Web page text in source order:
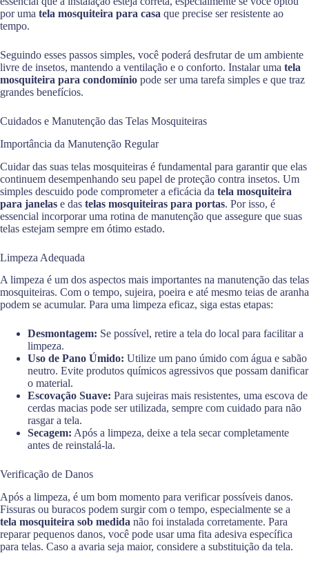
por uma tela mosquiteira para casa que precise ser resistente ao
tempo.
Seguindo esses passos simples, você poderá desfrutar de um ambiente
livre de insetos, mantendo a ventilação e o conforto. Instalar uma tela
mosquiteira para condomínio pode ser uma tarefa simples e que traz
grandes benefícios.
Cuidados e Manutenção das Telas Mosquiteiras
Importância da Manutenção Regular
Cuidar das suas telas mosquiteiras é fundamental para garantir que elas
continuem desempenhando seu papel de proteção contra insetos. Um
simples descuido pode comprometer a eficácia da tela mosquiteira
para janelas e das telas mosquiteiras para portas. Por isso, é
essencial incorporar uma rotina de manutenção que assegure que suas
telas estejam sempre em ótimo estado.
Limpeza Adequada
A limpeza é um dos aspectos mais importantes na manutenção das telas
mosquiteiras. Com o tempo, sujeira, poeira e até mesmo teias de aranha
podem se acumular. Para uma limpeza eficaz, siga estas etapas:
Desmontagem: Se possível, retire a tela do local para facilitar a
limpeza.
Uso de Pano Úmido: Utilize um pano úmido com água e sabão
neutro. Evite produtos químicos agressivos que possam danificar
o material.
Escovação Suave: Para sujeiras mais resistentes, uma escova de
cerdas macias pode ser utilizada, sempre com cuidado para não
rasgar a tela.
Secagem: Após a limpeza, deixe a tela secar completamente
antes de reinstalá-la.
Verificação de Danos
Após a limpeza, é um bom momento para verificar possíveis danos.
Fissuras ou buracos podem surgir com o tempo, especialmente se a
tela mosquiteira sob medida não foi instalada corretamente. Para
reparar pequenos danos, você pode usar uma fita adesiva específica
para telas. Caso a avaria seja maior, considere a substituição da tela.